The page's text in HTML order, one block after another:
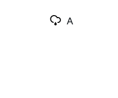
A